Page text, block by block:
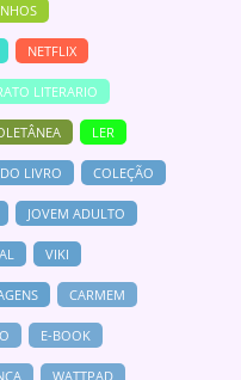
NETFLIX
LITERARIO
LER
LIVRO COLEÇÃO
JOVEM ADULTO
VIKI
CARMEM
E-BOOK
WATTPAD